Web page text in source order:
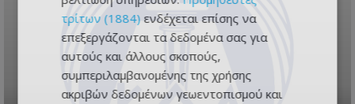
τρίτων (1884) ενδέχεται επίσης να
επεξεργάζονται τα δεδομένα σας για
αυτούς και άλλους σκοπούς,
συμπεριλαμβανομένης της χρήσης
ακριβών δεδομένων γεωεντοπισμού και